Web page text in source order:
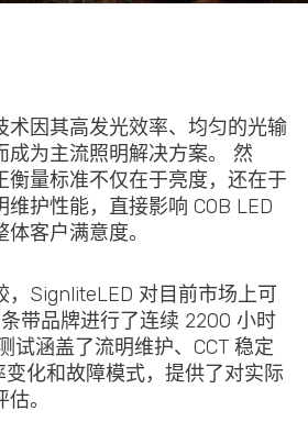
术因其高发光效率、均匀的光输
成为主流照明解决方案。 然
衡量标准不仅在于亮度，还在于
护性能，直接影响 COB LED
客户满意度。
，SignliteLED 对目前市场上可
带品牌进行了连续 2200 小时
试涵盖了流明维护、CCT 稳定
变化和故障模式，提供了对实际
。